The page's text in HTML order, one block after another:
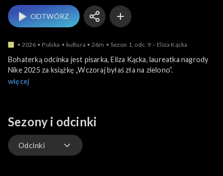
ODTWÓRZ
2026 Polska kultura 26m Sezon 1, odc. 9 – Eliza Kącka
Bohaterką odcinka jest pisarka, Eliza Kącka, laureatka nagrody
Nike 2025 za książkę „Wczoraj byłaś zła na zielono”.
więcej
Sezony i odcinki
Odcinki